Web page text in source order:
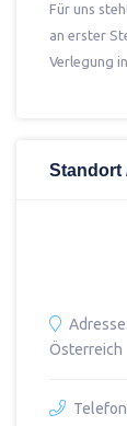
Für uns
an erster
Verlegung
Standort
Adresse:
Österreich